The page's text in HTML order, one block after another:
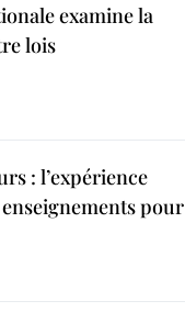
examine la
lois
: l’expérience
pour